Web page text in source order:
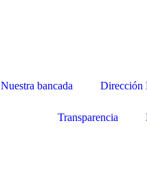
Nuestra bancada Dirección
Transparencia